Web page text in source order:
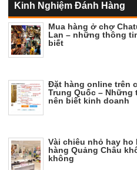
Kinh Nghiệm Đánh Hàng
Mua hàng ở chợ
Lan – những thông
biết
Đặt hàng online trên
Trung Quốc – Những
nên biết kinh doanh
Vài chiêu nhỏ hay ho
hàng Quảng Châu
không